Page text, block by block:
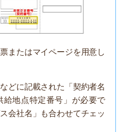
またはマイページを用意し
どに記載された「契約者名
給地点特定番号」が必要で
会社名」も合わせてチェッ